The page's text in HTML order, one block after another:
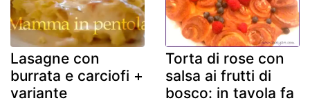
Lasagne con
burrata e carciofi +
variante
Torta di rose con
salsa ai frutti di
bosco: in tavola fa